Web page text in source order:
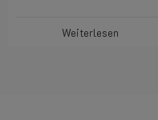
Weiterlesen